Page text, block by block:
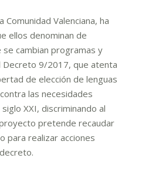
Comunidad Valenciana, ha
ellos denominan de
se cambian programas y
Decreto 9/2017, que atenta
de elección de lenguas
las necesidades
XXI, discriminando al
pretende recaudar
para realizar acciones